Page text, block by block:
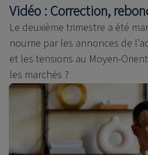
Vidéo : Correction,
Le deuxième trimestre a été
nourrie par les annonces de
et les tensions au Moyen-
les marchés ?